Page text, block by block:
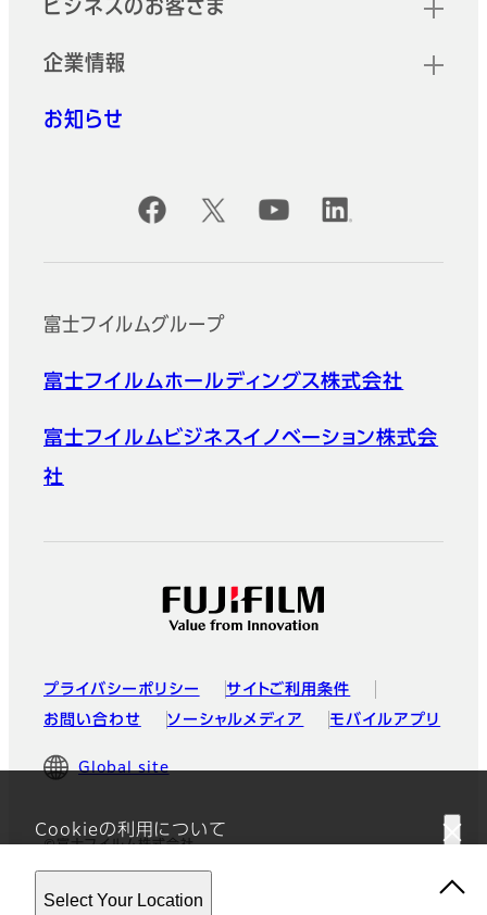
Cookieの利用について
このウェブサイトはクッキーを使用しています。このサイトを使用す
ることにより、 プライバシーポリシー
Select Your Location
ビジネスのお客さま
企業情報
お知らせ
公式SNSアカウント
富士フイルムグループ
富士フイルムホールディングス株式会社
富士フイルムビジネスイノベーション株式会
社
プライバシーポリシー
サイトご利用条件
お問い合わせ
ソーシャルメディア モバイルアプリ
Global site
©富士フイルム株式会社